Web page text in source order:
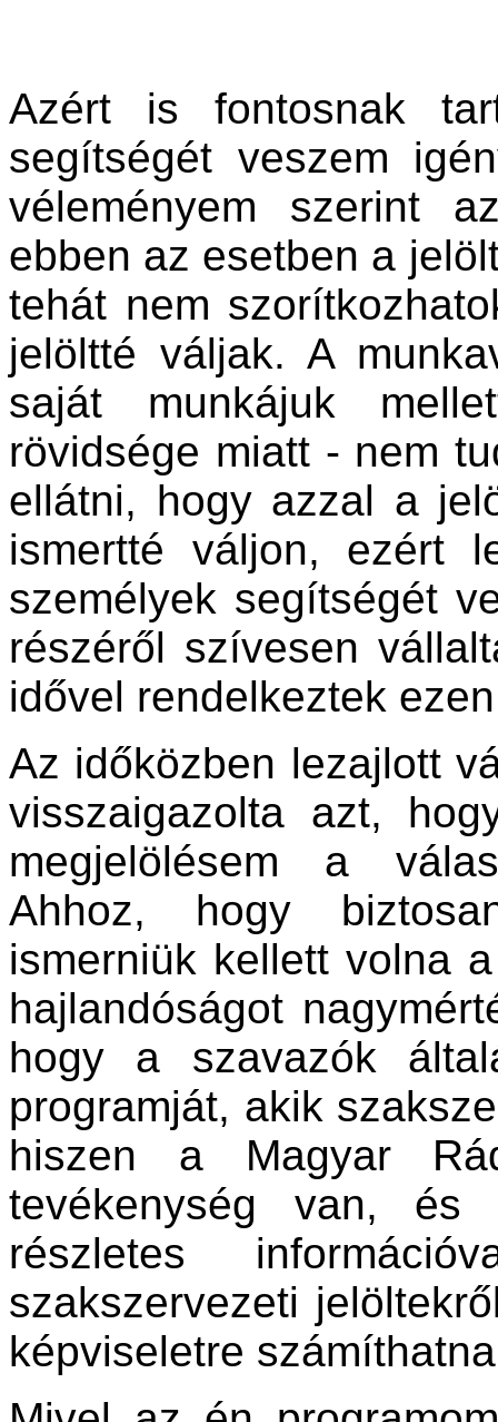
Azért is fontosnak
segítségét veszem
véleményem szerint
ebben az esetben a
tehát nem
jelöltté váljak. A
saját munkájuk
rövidsége miatt - nem
ellátni, hogy azzal a
ismertté váljon, ezért
személyek segítségét
részéről szívesen
idővel rendelkeztek
Az időközben lezajlott
visszaigazolta azt,
megjelölésem a
Ahhoz, hogy
ismerniük kellett volna
hajlandóságot
hogy a szavazók
programját, akik
hiszen a Magyar
tevékenység van, és
részletes
szakszervezeti
képviseletre